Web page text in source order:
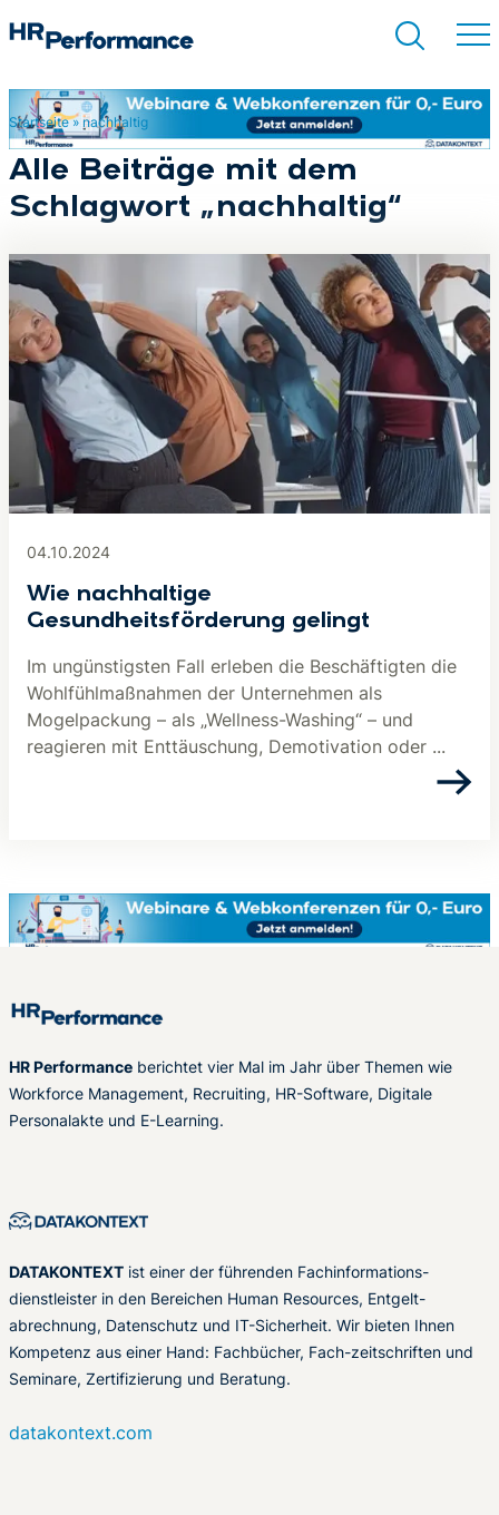
Suchen
Startseite» nachhaltig
Alle Beiträge mit dem
Schlagwort „nachhaltig“
04.10.2024
Wie nachhaltige
Gesundheitsförderung gelingt
Im ungünstigsten Fall erleben die Beschäftigten die
Wohlfühlmaßnahmen der Unternehmen als
Mogelpackung – als „Wellness-Washing“ – und
reagieren mit Enttäuschung, Demotivation oder ...
HR Performance berichtet vier Mal im Jahr über Themen wie
Workforce Management, Recruiting, HR-Software, Digitale
Personalakte und E-Learning.
DATAKONTEXT ist einer der führenden Fachinformations-
dienstleister in den Bereichen Human Resources, Entgelt-
abrechnung, Datenschutz und IT-Sicherheit. Wir bieten Ihnen
Kompetenz aus einer Hand: Fachbücher, Fach-zeitschriften und
Seminare, Zertifizierung und Beratung.
datakontext.com